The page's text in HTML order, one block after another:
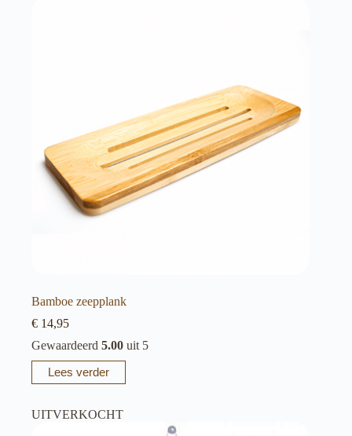
Bamboe zeepplank
€ 14,95
Gewaardeerd 5.00 uit 5
Lees verder
UITVERKOCHT